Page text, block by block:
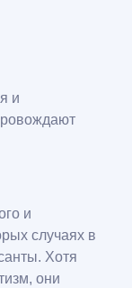
и
и
случаях в
Хотя
они